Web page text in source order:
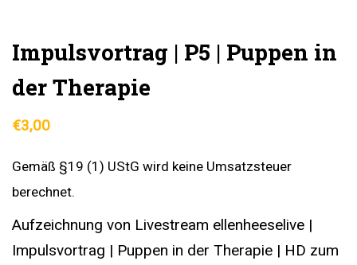
Impulsvortrag | P5 | Puppen in
der Therapie
€3,00
Gemäß §19 (1) UStG wird keine Umsatzsteuer
berechnet.
Aufzeichnung von Livestream ellenheeselive |
Impulsvortrag | Puppen in der Therapie | HD zum